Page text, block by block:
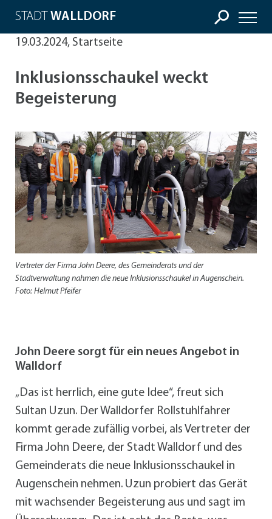
STADT WALLDORF
19.03.2024, Startseite
Inklusionsschaukel weckt
Begeisterung
Vertreter der Firma John Deere, des Gemeinderats und der
Stadtverwaltung nahmen die neue Inklusionsschaukel in Augenschein.
Foto: Helmut Pfeifer
John Deere sorgt für ein neues Angebot in
Walldorf
„Das ist herrlich, eine gute Idee“, freut sich
Sultan Uzun. Der Walldorfer Rollstuhlfahrer
kommt gerade zufällig vorbei, als Vertreter der
Firma John Deere, der Stadt Walldorf und des
Gemeinderats die neue Inklusionsschaukel in
Augenschein nehmen. Uzun probiert das Gerät
mit wachsender Begeisterung aus und sagt im